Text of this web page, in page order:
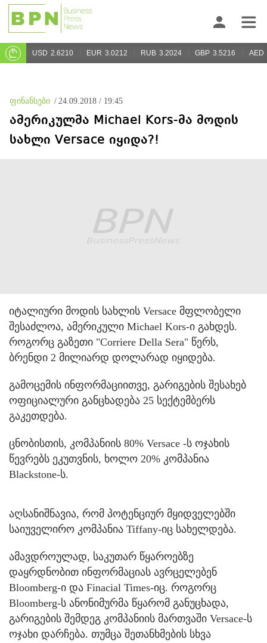
USD 2.6210 EUR 3.0212 RUB 3.2024 GBP 3.5216 AED
ფინანსები / 24.09.2018 / 19:45
ამერიკულმა Michael Kors-მა მოდის
სახლი Versace იყიდა?!
იტალიური მოდის სახლის Versace მფლობელი
შესაძლოა, ამერიკული Michael Kors-ი გახდეს.
როგორც გაზეთი "Corriere Della Sera" წერს,
ბრენდი 2 მილიარდ დოლარად იყიდება.
გამოცემის ინფორმაციითვე, გარიგების შესახებ
ოფიციალური განცხადება 25 სექტემბერს
გაკეთდება.
ცნობისთის, კომპანიის 80% Versace -ს ოჯახის
წევრებს ეკუთვნის, ხოლო 20% კომპანია
Blackstone-ს.
აღსანიშნავია, რომ პოტენციურ მყიდველებში
საიუველირო კომპანია Tiffany-იც სახელდება.
ამავდროულად, საკუთარ წყაროებზე
დაყრდნობით ინფორმაციას ავრცელებენ
Bloomberg-ი და Finacial Times-იც. როგორც
Bloomberg-ს ანონიმურმა წყარომ განუცხადა,
გარიგების შემდეგ კომპანიის მართვაში Versace-ს
ოჯახი დარჩება. თუმცა შეთანხმების სხვა